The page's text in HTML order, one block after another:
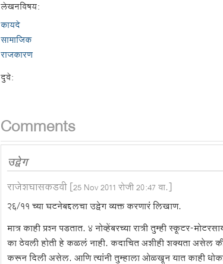
लेखनविषय:
कायदे
सामाजिक
राजकारण
दुवे:
Comments
उद्वेग
राजेशघासकडवी [25 Nov 2011 रोजी 20:47 वा.]
२६/११ च्या घटनेबद्दलचा उद्वेग व्यक्त करणारं लिखाण.
मात्र काही प्रश्न पडतात. ४ नोव्हेंबरच्या रात्री तुम्ही स्कूटर-
का ठेवली होती हे कळलं नाही. कदाचित अशीही शक्यता असेल की
करून दिली असेल. आणि त्यांनी तुम्हाला ओळखून यात काही धोका